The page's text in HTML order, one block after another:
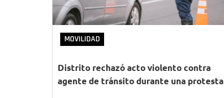
MOVILIDAD
Distrito rechazó acto violento contra
agente de tránsito durante una protesta